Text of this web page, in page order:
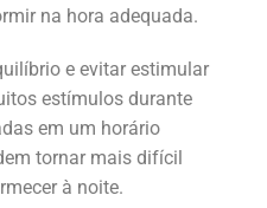
na hora adequada.
e evitar estimular
estímulos durante
em um horário
tornar mais difícil
à noite.